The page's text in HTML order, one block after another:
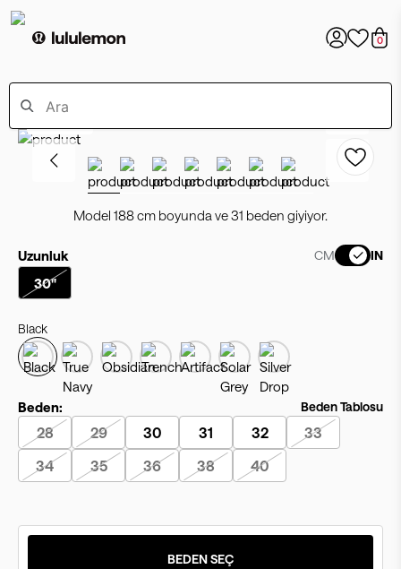
0
Model 188 cm boyunda ve 31 beden giyiyor.
Uzunluk CM IN
30"
Black
Beden: Beden Tablosu
28 29 30 31 32
33
34
35 36 38 40
BEDEN SEÇ